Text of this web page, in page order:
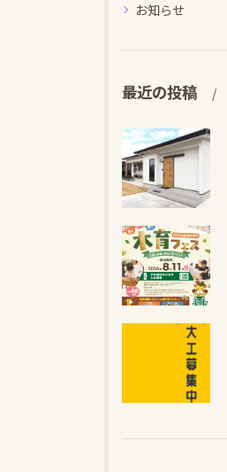
お知らせ
最近の投稿